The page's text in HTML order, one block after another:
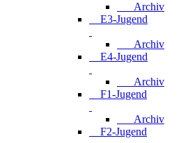
Archiv
E3-Jugend
Archiv
E4-Jugend
Archiv
F1-Jugend
Archiv
F2-Jugend